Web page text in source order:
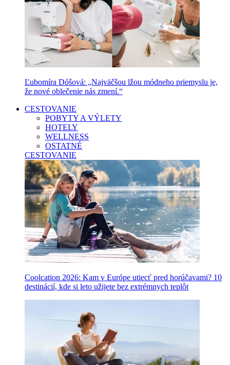
Ľubomíra Dóšová: „Najväčšou lžou módneho priemyslu je,
že nové oblečenie nás zmení.“
CESTOVANIE
POBYTY A VÝLETY
HOTELY
WELLNESS
OSTATNÉ
CESTOVANIE
Coolcation 2026: Kam v Európe utiecť pred horúčavami? 10
destinácií, kde si leto užijete bez extrémnych teplôt